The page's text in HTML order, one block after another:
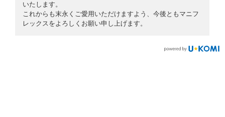
いたします。
これからも末永くご愛用いただけますよう、今後ともマニフ
レックスをよろしくお願い申し上げます。